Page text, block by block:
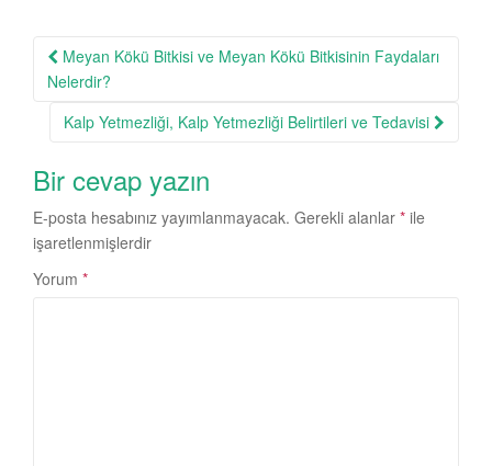
Post
navigation
Meyan Kökü Bitkisi ve Meyan Kökü Bitkisinin Faydaları
Nelerdir?
Kalp Yetmezliği, Kalp Yetmezliği Belirtileri ve Tedavisi
Bir cevap yazın
E-posta hesabınız yayımlanmayacak. Gerekli alanlar * ile
işaretlenmişlerdir
Yorum *